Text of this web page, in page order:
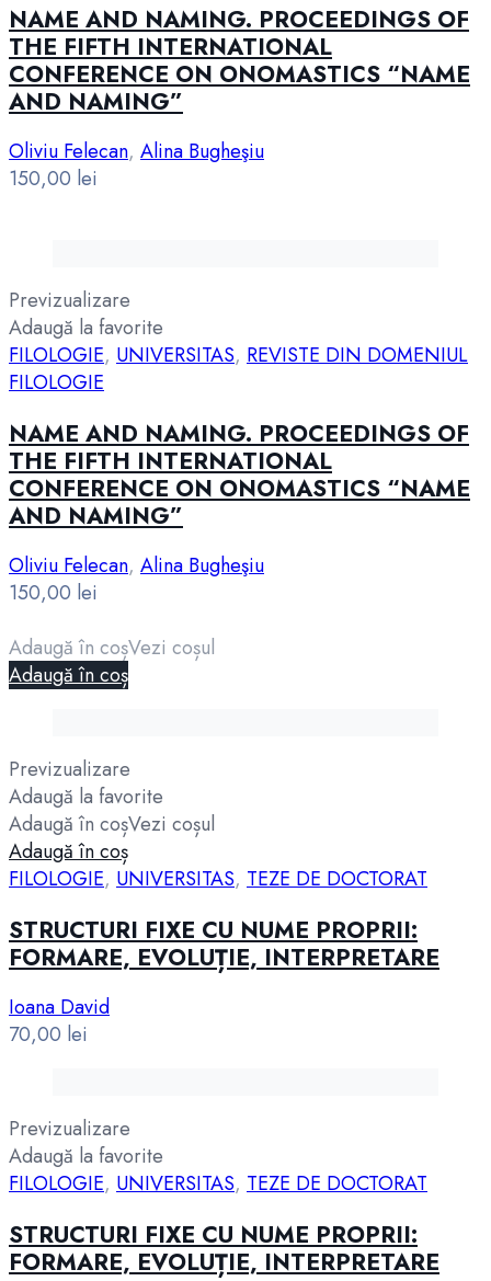
NAME AND NAMING. PROCEEDINGS OF
THE FIFTH INTERNATIONAL
CONFERENCE ON ONOMASTICS “NAME
AND NAMING”
Oliviu Felecan, Alina Bugheşiu
150,00 lei
Previzualizare
Adaugă la favorite
FILOLOGIE, UNIVERSITAS, REVISTE DIN DOMENIUL
FILOLOGIE
NAME AND NAMING. PROCEEDINGS OF
THE FIFTH INTERNATIONAL
CONFERENCE ON ONOMASTICS “NAME
AND NAMING”
Oliviu Felecan, Alina Bugheşiu
150,00 lei
Adaugă în coșVezi coșul
Adaugă în coș
Previzualizare
Adaugă la favorite
Adaugă în coșVezi coșul
Adaugă în coș
FILOLOGIE, UNIVERSITAS, TEZE DE DOCTORAT
STRUCTURI FIXE CU NUME PROPRII:
FORMARE, EVOLUȚIE, INTERPRETARE
Ioana David
70,00 lei
Previzualizare
Adaugă la favorite
FILOLOGIE, UNIVERSITAS, TEZE DE DOCTORAT
STRUCTURI FIXE CU NUME PROPRII:
FORMARE, EVOLUȚIE, INTERPRETARE